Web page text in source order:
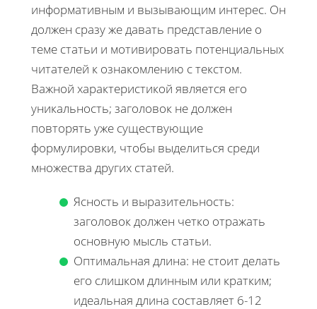
информативным и вызывающим интерес. Он
должен сразу же давать представление о
теме статьи и мотивировать потенциальных
читателей к ознакомлению с текстом.
Важной характеристикой является его
уникальность; заголовок не должен
повторять уже существующие
формулировки, чтобы выделиться среди
множества других статей.
Ясность и выразительность:
заголовок должен четко отражать
основную мысль статьи.
Оптимальная длина: не стоит делать
его слишком длинным или кратким;
идеальная длина составляет 6-12